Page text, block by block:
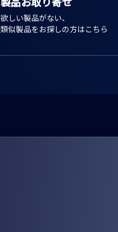
製品お取り寄せ
欲しい製品がない、
類似製品をお探しの方はこちら